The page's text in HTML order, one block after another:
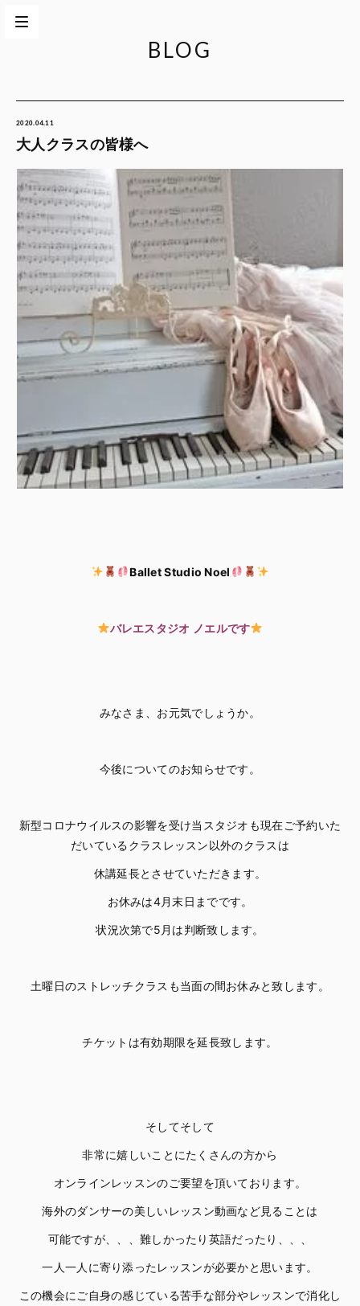
BLOG
2020.04.11
大人クラスの皆様へ
Ballet Studio Noel
バレエスタジオ ノエルです
みなさま、お元気でしょうか。
今後についてのお知らせです。
新型コロナウイルスの影響を受け当スタジオも現在ご予約いた
だいているクラスレッスン以外のクラスは
休講延長とさせていただきます。
お休みは4月末日までです。
状況次第で5月は判断致します。
土曜日のストレッチクラスも当面の間お休みと致します。
チケットは有効期限を延長致します。
そしてそして
非常に嬉しいことにたくさんの方から
オンラインレッスンのご要望を頂いております。
海外のダンサーの美しいレッスン動画など見ることは
可能ですが、、、難しかったり英語だったり、、、
一人一人に寄り添ったレッスンが必要かと思います。
この機会にご自身の感じている苦手な部分やレッスンで消化し